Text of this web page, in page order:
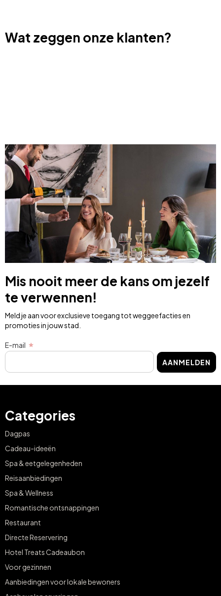
Wat zeggen onze klanten?
Mis nooit meer de kans om jezelf
te verwennen!
Meld je aan voor exclusieve toegang tot weggeefacties en
promoties in jouw stad.
E-mail
AANMELDEN
Categories
Dagpas
Cadeau-ideeën
Spa & eetgelegenheden
Reisaanbiedingen
Spa & Wellness
Romantische ontsnappingen
Restaurant
Directe Reservering
Hotel Treats Cadeaubon
Voor gezinnen
Aanbiedingen voor lokale bewoners